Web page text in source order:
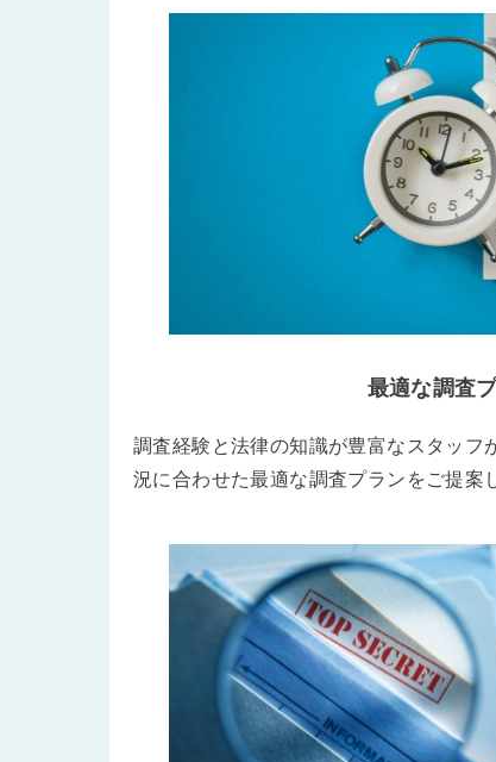
最適な調査
調査経験と法律の知識が豊富なスタッフ
況に合わせた最適な調査プランをご提案